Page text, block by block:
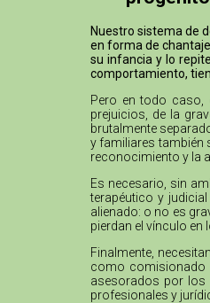
Nuestro sistema de
en forma de
su infancia y lo
comportamiento,
Pero en todo caso,
prejuicios, de la
brutalmente
y familiares también
reconocimiento y la
Es necesario, sin
terapéutico y
alienado: o no es
pierdan el vínculo en
Finalmente,
como comisionado
asesorados por los
profesionales y